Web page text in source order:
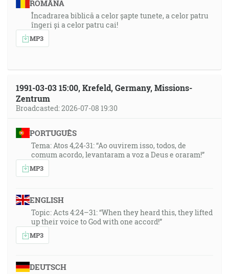
ROMÂNA
Încadrarea biblică a celor șapte tunete, a celor patru
îngeri și a celor patru cai!
MP3
1991-03-03 15:00, Krefeld, Germany, Missions-
Zentrum
Broadcasted: 2026-07-08 19:30
PORTUGUÊS
Tema: Atos 4,24-31: “Ao ouvirem isso, todos, de
comum acordo, levantaram a voz a Deus e oraram!”
MP3
ENGLISH
Topic: Acts 4:24–31: “When they heard this, they lifted
up their voice to God with one accord!”
MP3
DEUTSCH